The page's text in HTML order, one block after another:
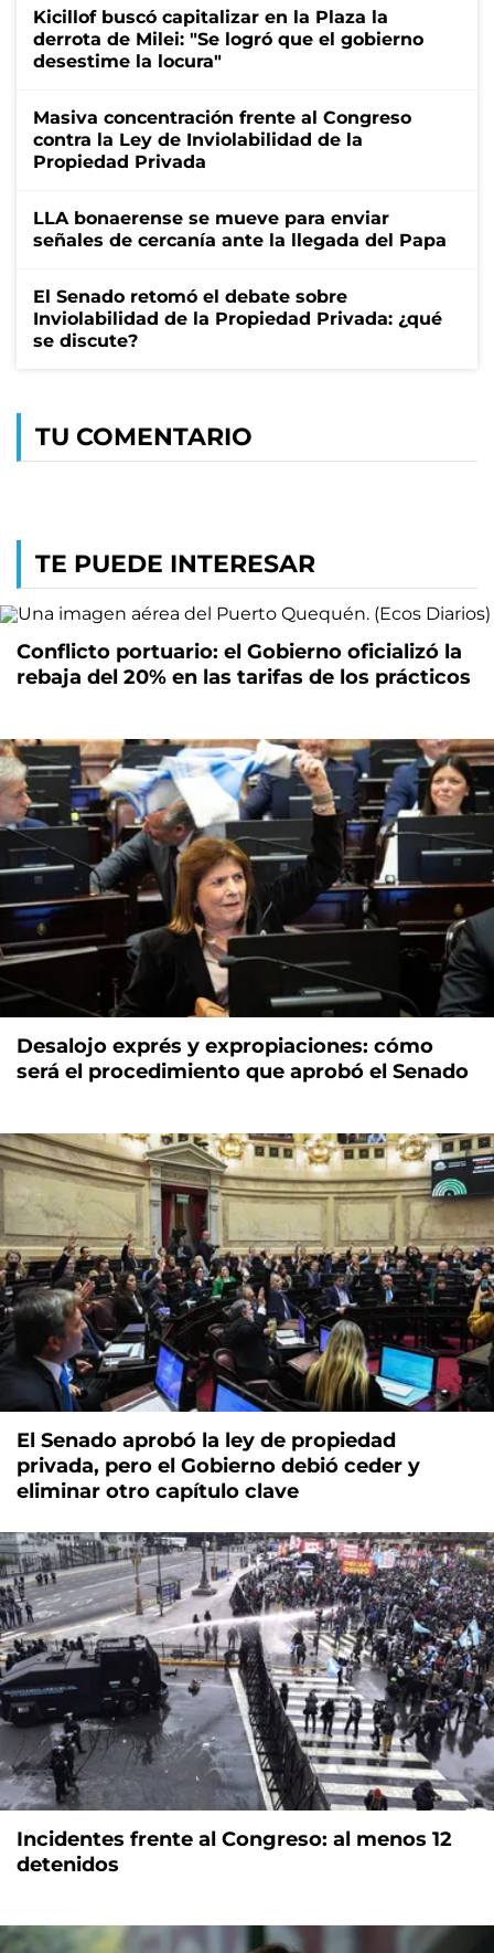
Kicillof buscó capitalizar en la Plaza la
derrota de Milei: "Se logró que el gobierno
desestime la locura"
Masiva concentración frente al Congreso
contra la Ley de Inviolabilidad de la
Propiedad Privada
LLA bonaerense se mueve para enviar
señales de cercanía ante la llegada del Papa
El Senado retomó el debate sobre
Inviolabilidad de la Propiedad Privada: ¿qué
se discute?
TU COMENTARIO
TE PUEDE INTERESAR
Conflicto portuario: el Gobierno oficializó la
rebaja del 20% en las tarifas de los prácticos
Desalojo exprés y expropiaciones: cómo
será el procedimiento que aprobó el Senado
El Senado aprobó la ley de propiedad
privada, pero el Gobierno debió ceder y
eliminar otro capítulo clave
Incidentes frente al Congreso: al menos 12
detenidos